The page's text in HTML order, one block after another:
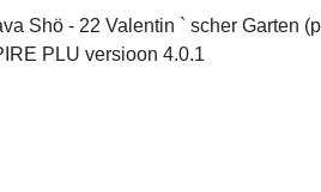
Shö - 22 Valentin ` scher Garten
PLU versioon 4.0.1